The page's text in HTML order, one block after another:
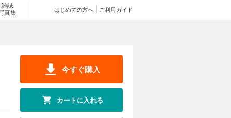
雑誌
真集
ご利用ガイド
はじめての方へ
今すぐ購入
カートに入れる